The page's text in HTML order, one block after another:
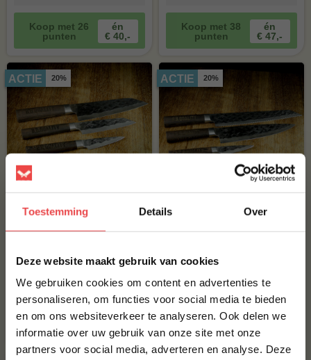
Toestemming Details Over
Deze website maakt gebruik van cookies
We gebruiken cookies om content en advertenties te
personaliseren, om functies voor social media te bieden
en om ons websiteverkeer te analyseren. Ook delen we
informatie over uw gebruik van onze site met onze
partners voor social media, adverteren en analyse. Deze
Koop met 26
punten
én
€ 40,-
Koop met 38
punten
én
€ 47,-
ACTIE 20%
wil inleveren voor dit product.
44PUNTEN
Koop met 44
én
ACTIE 20%
wil inleveren voor dit product.
55PUNTEN
Koop met 55
én
10% korting op je
eerste bestelling*
Schrijf je in voor onze nieuwsbrief en ontvang direct